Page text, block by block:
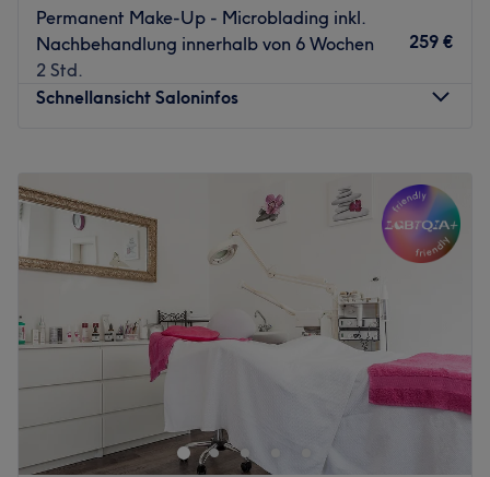
Permanent Make-Up - Microblading inkl.
Nachbehandlung innerhalb von 6 Wochen
2 Std.
259 €
Schnellansicht Saloninfos
10:00
19:15
Mittwoch
10:00
19:15
Donnerstag
–19:15
Freitag
19:15
10:00 –
Sonntag
Geschlossen
Das Carpe Diem Spa in der Düsseldorfer Stadtmitte
erstrahlt in neuem Glanz und mit neuen, modernen
Behandlungen. Genieße auch du den Augenblick und
buche deinen persönlichen Wunschtermin ganz einfach
und bequem mit Treatwell!